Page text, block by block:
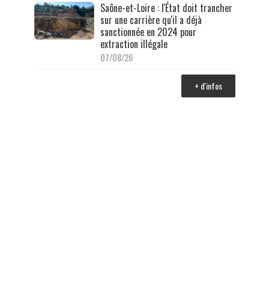
Saône-et-Loire : l'État doit trancher
sur une carrière qu'il a déjà
sanctionnée en 2024 pour
extraction illégale
07/08/26
+ d'infos